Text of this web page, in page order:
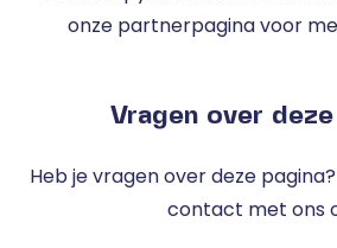
onze partnerpagina voor
Vragen over deze
Heb je vragen over deze
contact met ons